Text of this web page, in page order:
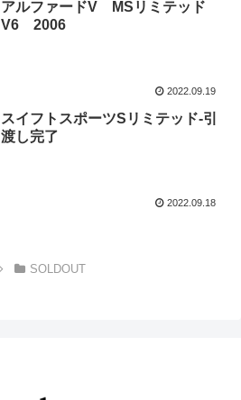
アルファードV MSリミテッド
V6 2006
2022.09.19
スイフトスポーツSリミテッド-引
渡し完了
2022.09.18
SOLDOUT